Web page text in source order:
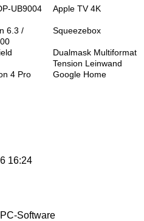
UB9004 Apple TV 4K
6.3 /
Squeezebox
Dualmask Multiformat
Tension Leinwand
4 Pro Google Home
16:24
Software